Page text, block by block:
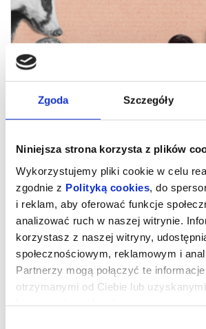
Zgoda Szczegóły
Niniejsza strona korzysta z plików
Wykorzystujemy pliki cookie w celu
zgodnie z Polityką cookies , do
i reklam, aby oferować funkcje
analizować ruch w naszej witrynie.
korzystasz z naszej witryny,
społecznościowym, reklamowym i
Partnerzy mogą połączyć te
otrzymanymi od Ciebie lub
Wieczór Pełen Komedii
Instynkt przetrwania do
dopracowania
Nie mają scenariusza, nie mają reżysera.